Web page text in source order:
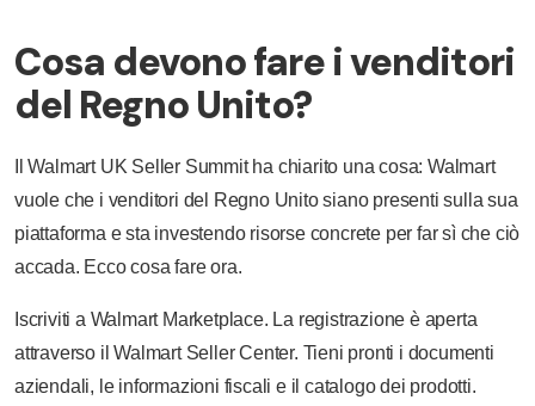
Cosa devono fare i venditori
del Regno Unito?
Il Walmart UK Seller Summit ha chiarito una cosa: Walmart
vuole che i venditori del Regno Unito siano presenti sulla sua
piattaforma e sta investendo risorse concrete per far sì che ciò
accada. Ecco cosa fare ora.
Iscriviti a Walmart Marketplace. La registrazione è aperta
attraverso il Walmart Seller Center. Tieni pronti i documenti
aziendali, le informazioni fiscali e il catalogo dei prodotti.